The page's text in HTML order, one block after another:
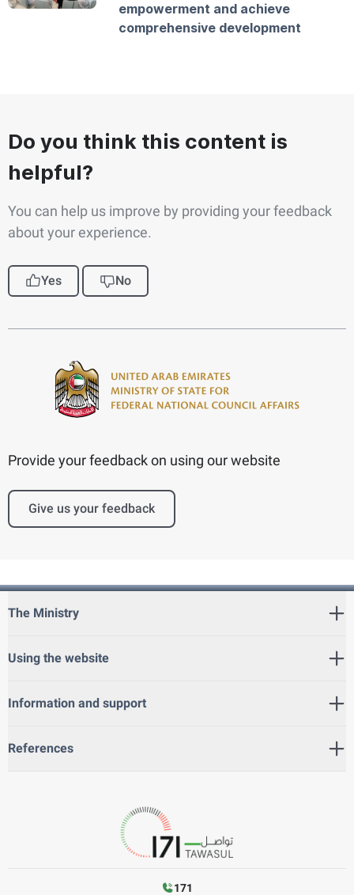
empowerment and achieve
comprehensive development
Do you think this content is
helpful?
You can help us improve by providing your feedback
about your experience.
Yes No
Provide your feedback on using our website
Give us your feedback
The Ministry
Using the website
Information and support
References
171